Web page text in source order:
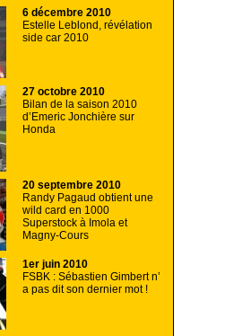
6 décembre 2010
Estelle Leblond, révélation
side car 2010
27 octobre 2010
Bilan de la saison 2010
d’Emeric Jonchière sur
Honda
20 septembre 2010
Randy Pagaud obtient une
wild card en 1000
Superstock à Imola et
Magny-Cours
1er juin 2010
FSBK : Sébastien Gimbert n’
a pas dit son dernier mot !